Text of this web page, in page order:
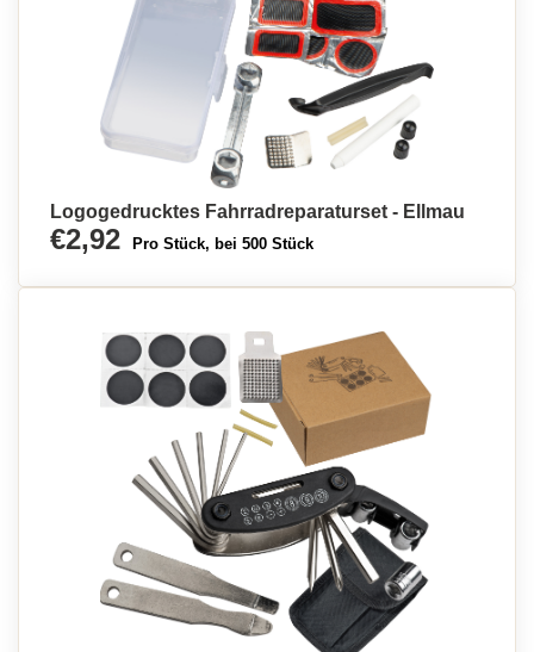
Logogedrucktes Fahrradreparaturset - Ellmau
€2,92 Pro Stück, bei 500 Stück